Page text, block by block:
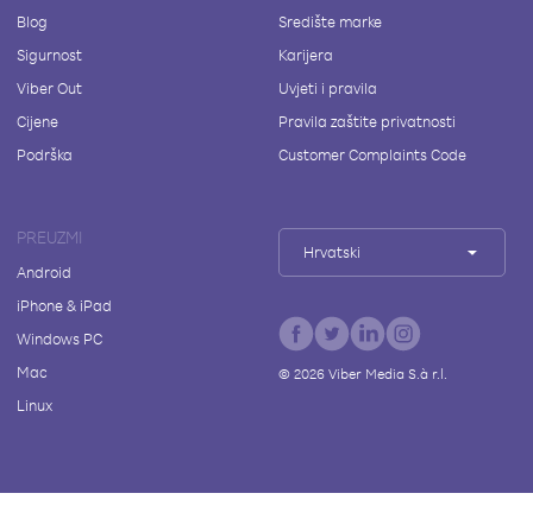
Blog
Sigurnost
Viber Out
Cijene
Podrška
Središte marke
Karijera
Uvjeti i pravila
Pravila zaštite privatnosti
Customer Complaints Code
PREUZMI
Android
iPhone & iPad
Windows PC
Mac
Linux
Hrvatski
© 2026Viber Media S.à r.l.